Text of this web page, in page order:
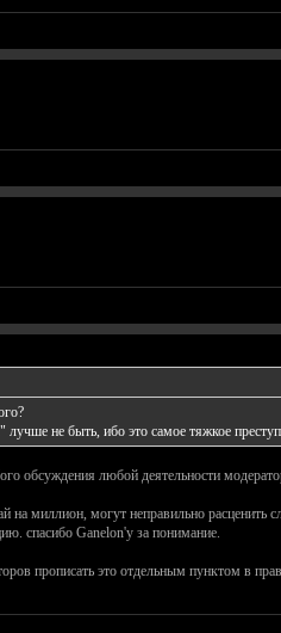
не быть, ибо это самое тяжкое
обсуждения любой деятельности
миллион, могут неправильно расценить
спасибо Ganelon'у за понимание.
прописать это отдельным пунктом в